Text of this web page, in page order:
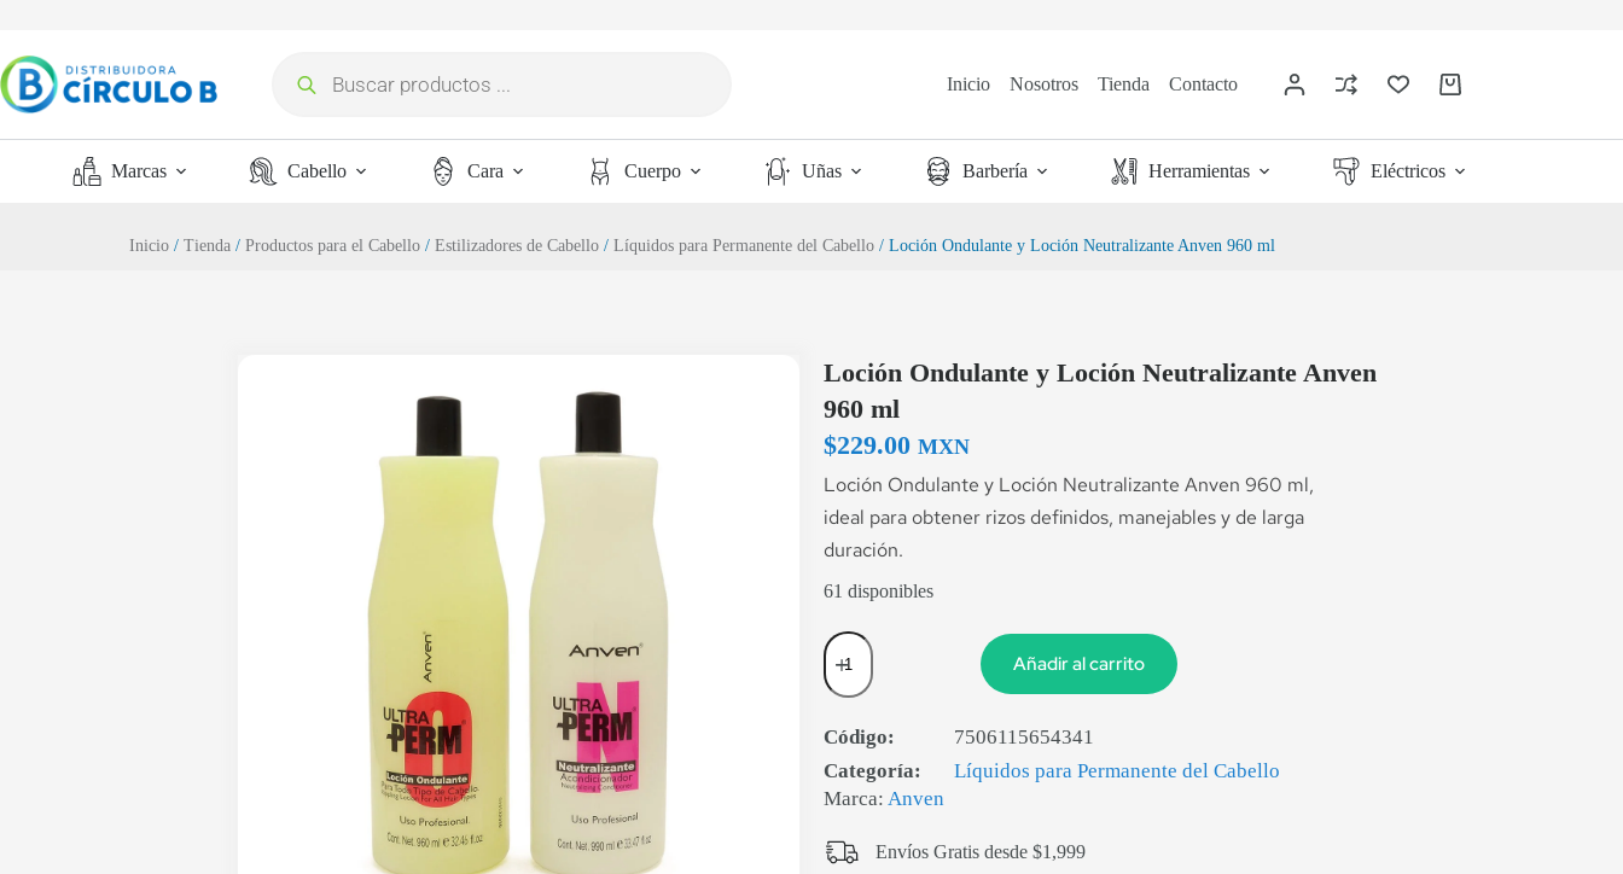
Inicio Nosotros Tienda Contacto
Marcas Cabello Cara Cuerpo Uñas Barbería Herramientas Eléctricos
Inicio /Tienda /Productos para el Cabello /Estilizadores de Cabello /Líquidos para Permanente del Cabello / Loción Ondulante y Loción Neutralizante Anven 960 ml
Loción Ondulante y Loción Neutralizante Anven
960 ml
$229.00 MXN
Loción Ondulante y Loción Neutralizante Anven 960 ml,
ideal para obtener rizos definidos, manejables y de larga
duración.
61 disponibles
Añadir al carrito
Código:
7506115654341
Categoría:
Líquidos para Permanente del Cabello
Marca: Anven
Envíos Gratis desde $1,999